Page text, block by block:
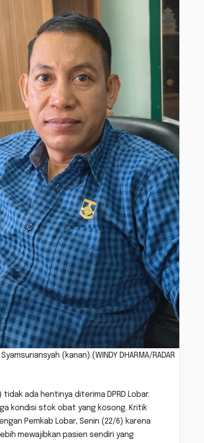
(kanan).(WINDY DHARMA/RADAR
ada hentinya diterima DPRD Lobar.
kondisi stok obat yang kosong. Kritik
Pemkab Lobar, Senin (22/6) karena
mewajibkan pasien sendiri yang